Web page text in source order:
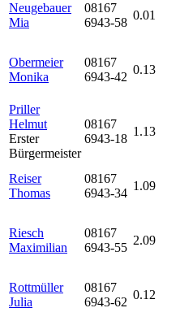
Neugebauer
Mia
08167
6943-58
0.01
Obermeier
Monika
08167
6943-42
0.13
Priller
Helmut
Erster
Bürgermeister
08167
6943-18
1.13
Reiser
Thomas
08167
6943-34
1.09
Riesch
Maximilian
08167
6943-55
2.09
Rottmüller
Julia
08167
6943-62
0.12